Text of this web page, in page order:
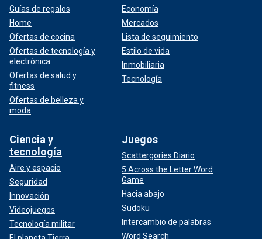
Guías de regalos
Home
Ofertas de cocina
Ofertas de tecnología y
electrónica
Ofertas de salud y
fitness
Ofertas de belleza y
moda
Economía
Mercados
Lista de seguimiento
Estilo de vida
Inmobiliaria
Tecnología
Ciencia y
tecnología
Aire y espacio
Seguridad
Innovación
Videojuegos
Tecnología militar
Juegos
Scattergories Diario
5 Across the Letter Word
Game
Hacia abajo
Sudoku
Intercambio de palabras
Word Search